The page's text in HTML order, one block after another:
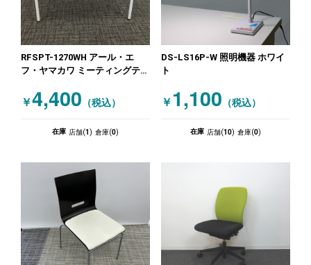
RFSPT-1270WH アール・エ
フ・ヤマカワ ミーティングテー
￥4,400 （税込）
在庫 店舗(1) 倉庫(0)
DS-LS16P-W 照明機器 ホワイ
ト
￥ 1,100 （税込）
在庫 店舗(10) 倉庫(0)